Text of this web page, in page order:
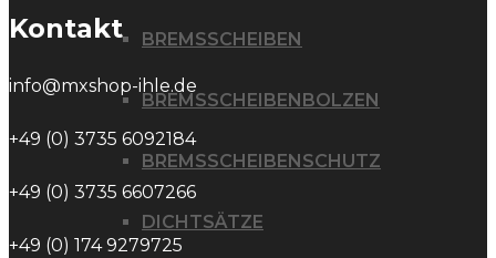
BREMSSCHEIBEN
BREMSSCHEIBENBOLZEN
BREMSSCHEIBENSCHUTZ
DICHTSÄTZE
Kontakt
info@mxshop-ihle.de
+49 (0) 3735 6092184
+49 (0) 3735 6607266
+49 (0) 174 9279725